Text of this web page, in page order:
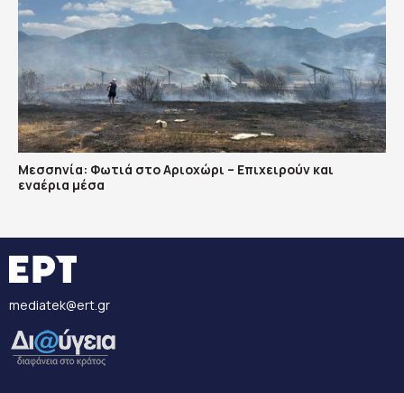
Μεσσηνία: Φωτιά στο Αριοχώρι – Επιχειρούν και
εναέρια μέσα
mediatek@ert.gr